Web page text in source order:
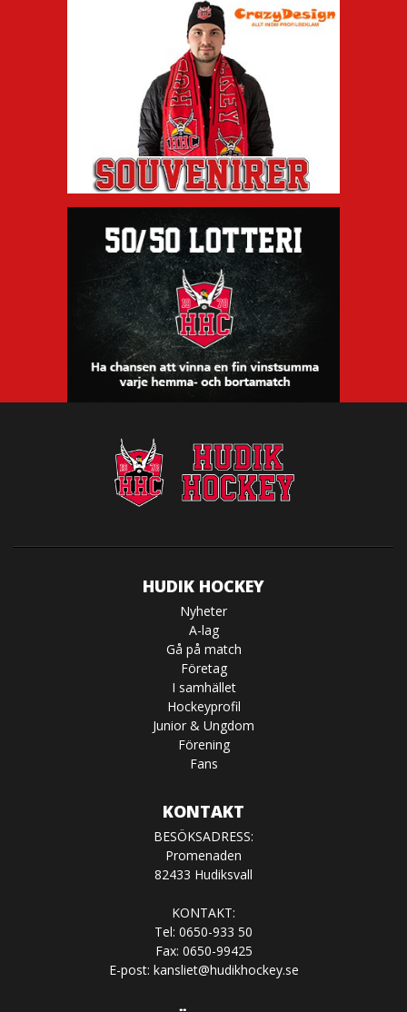
HUDIK HOCKEY
Nyheter
A-lag
Gå på match
Företag
I samhället
Hockeyprofil
Junior & Ungdom
Förening
Fans
KONTAKT
BESÖKSADRESS:
Promenaden
82433 Hudiksvall
KONTAKT:
Tel: 0650-933 50
Fax: 0650-99425
E-post: kansliet@hudikhockey.se